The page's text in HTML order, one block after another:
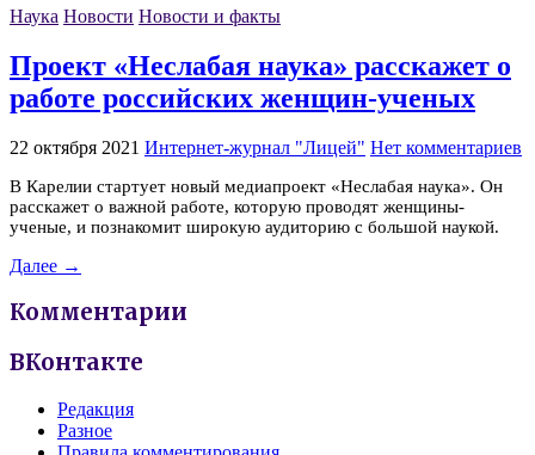
Наука Новости Новости и факты
Проект «Неслабая наука» расскажет о
работе российских женщин-ученых
22 октября 2021 Интернет-журнал "Лицей" Нет комментариев
В Карелии стартует новый медиапроект «Неслабая наука». Он
расскажет о важной работе, которую проводят женщины-
ученые, и познакомит широкую аудиторию с большой наукой.
Далее →
Комментарии
ВКонтакте
Редакция
Разное